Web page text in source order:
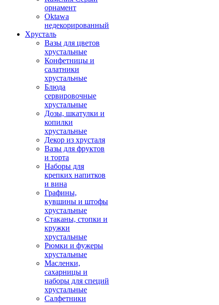
орнамент
Oktawa
недекорированный
Хрусталь
Вазы для цветов
хрустальные
Конфетницы и
салатники
хрустальные
Блюда
сервировочные
хрустальные
Дозы, шкатулки и
копилки
хрустальные
Декор из хрусталя
Вазы для фруктов
и торта
Наборы для
крепких напитков
и вина
Графины,
кувшины и штофы
хрустальные
Стаканы, стопки и
кружки
хрустальные
Рюмки и фужеры
хрустальные
Масленки,
сахарницы и
наборы для специй
хрустальные
Салфетники